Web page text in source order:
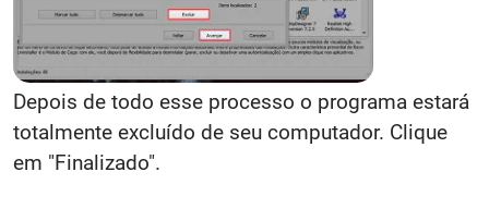
Depois de todo esse processo o programa estará
totalmente excluído de seu computador. Clique
em "Finalizado".